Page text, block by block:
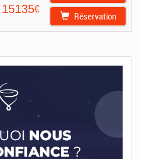
15135€
Réservation